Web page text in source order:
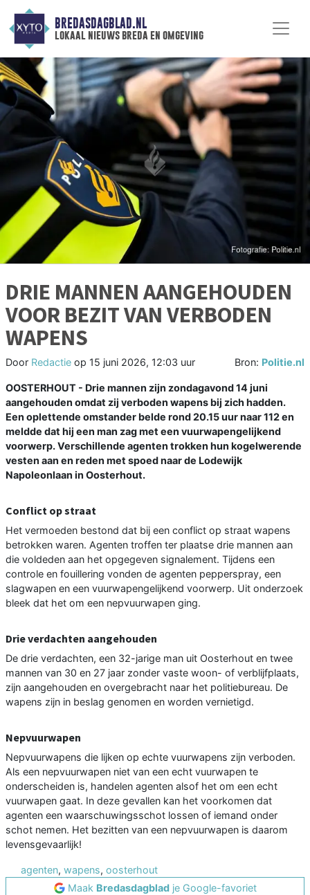
BREDASDAGBLAD.NL
lokaal nieuws breda en omgeving
DRIE MANNEN AANGEHOUDEN
VOOR BEZIT VAN VERBODEN
WAPENS
Door Redactie op 15 juni 2026, 12:03 uur Bron: Politie.nl
OOSTERHOUT - Drie mannen zijn zondagavond 14 juni
aangehouden omdat zij verboden wapens bij zich hadden.
Een oplettende omstander belde rond 20.15 uur naar 112 en
meldde dat hij een man zag met een vuurwapengelijkend
voorwerp. Verschillende agenten trokken hun kogelwerende
vesten aan en reden met spoed naar de Lodewijk
Napoleonlaan in Oosterhout.
Conflict op straat
Het vermoeden bestond dat bij een conflict op straat wapens
betrokken waren. Agenten troffen ter plaatse drie mannen aan
die voldeden aan het opgegeven signalement. Tijdens een
controle en fouillering vonden de agenten pepperspray, een
slagwapen en een vuurwapengelijkend voorwerp. Uit onderzoek
bleek dat het om een nepvuurwapen ging.
Drie verdachten aangehouden
De drie verdachten, een 32-jarige man uit Oosterhout en twee
mannen van 30 en 27 jaar zonder vaste woon- of verblijfplaats,
zijn aangehouden en overgebracht naar het politiebureau. De
wapens zijn in beslag genomen en worden vernietigd.
Nepvuurwapen
Nepvuurwapens die lijken op echte vuurwapens zijn verboden.
Als een nepvuurwapen niet van een echt vuurwapen te
onderscheiden is, handelen agenten alsof het om een echt
vuurwapen gaat. In deze gevallen kan het voorkomen dat
agenten een waarschuwingsschot lossen of iemand onder
schot nemen. Het bezitten van een nepvuurwapen is daarom
levensgevaarlijk!
agenten, wapens, oosterhout
Maak Bredasdagbladje Google-favoriet